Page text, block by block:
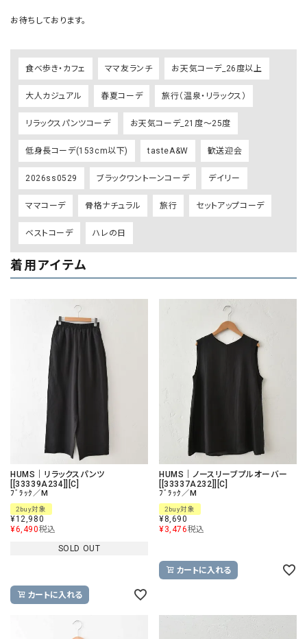
食べ歩き・カフェ ママ友ランチ お天気コーデ_26度以上
大人カジュアル 春夏コーデ 旅行（温泉・リラックス）
リラックスパンツコーデ お天気コーデ_21度～25度
低身長コーデ(153cm以下) tasteA&W 歓送迎会
2026ss0529 ブラックワントーンコーデ デイリー
ママコーデ 骨格ナチュラル 旅行 セットアップコーデ
ベストコーデ ハレの日
着用アイテム
HUMS｜リラックスパンツ
[[33339A234]][C]
ﾌﾞﾗｯｸ／M
2buy対象
¥12,980
¥6,490税込
SOLD OUT
カートに入れる
HUMS｜ノースリーブプルオーバー
[[33337A232]][C]
ﾌﾞﾗｯｸ／M
2buy対象
¥8,690
¥3,476税込
カートに入れる